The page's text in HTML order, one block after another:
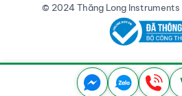
© 2024 Thăng Long